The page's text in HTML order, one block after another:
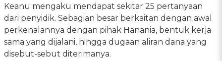
Keanu mengaku mendapat sekitar 25 pertanyaan
dari penyidik. Sebagian besar berkaitan dengan awal
perkenalannya dengan pihak Hanania, bentuk kerja
sama yang dijalani, hingga dugaan aliran dana yang
disebut-sebut diterimanya.